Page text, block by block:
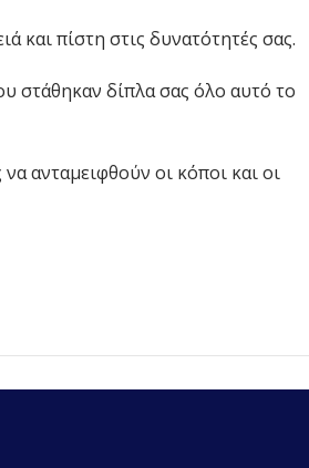
και πίστη στις δυνατότητές σας.
στάθηκαν δίπλα σας όλο αυτό το
ανταμειφθούν οι κόποι και οι